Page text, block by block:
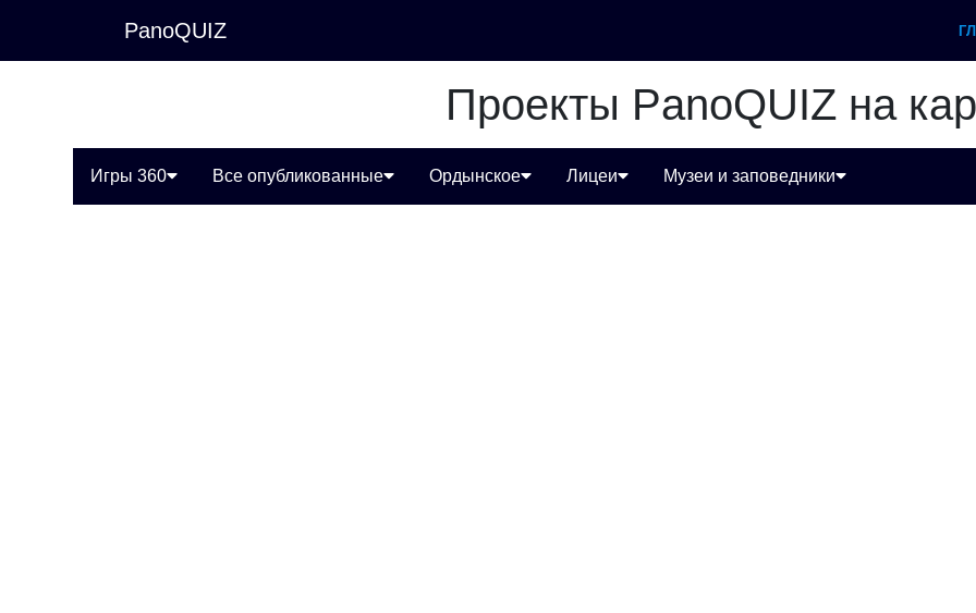
PanoQUIZ
Проекты PanoQUIZ на
Игры 360 Все опубликованные Ордынское Лицеи Музеи и заповедники